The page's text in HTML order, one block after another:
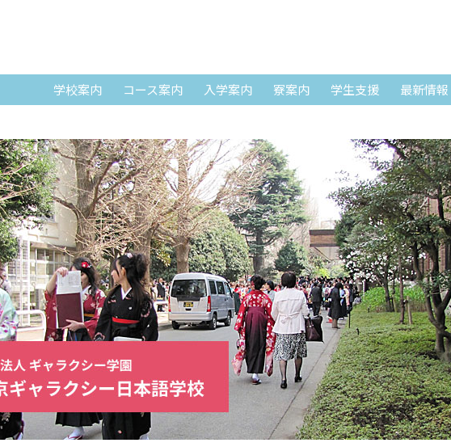
SKIP TO CONTENT
学校案内 コース案内 入学案内 寮案内 学生支援 最新情報